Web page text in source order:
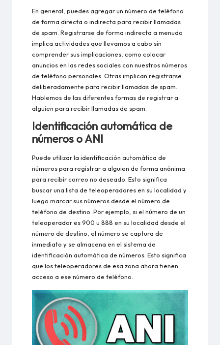
En general, puedes agregar un número de teléfono
de forma directa o indirecta para recibir llamadas
de spam. Registrarse de forma indirecta a menudo
implica actividades que llevamos a cabo sin
comprender sus implicaciones, como colocar
anuncios en las redes sociales con nuestros números
de teléfono personales. Otras implican registrarse
deliberadamente para recibir llamadas de spam.
Hablemos de las diferentes formas de registrar a
alguien para recibir llamadas de spam.
Identificación automática de
números o ANI
Puede utilizar la identificación automática de
números para registrar a alguien de forma anónima
para recibir correo no deseado. Esto significa
buscar una lista de teleoperadores en su localidad y
luego marcar sus números desde el número de
teléfono de destino. Por ejemplo, si el número de un
teleoperador es 900 u 888 en su localidad desde el
número de destino, el número se captura de
inmediato y se almacena en el sistema de
identificación automática de números. Esto significa
que los teleoperadores de esa zona ahora tienen
acceso a ese número de teléfono.